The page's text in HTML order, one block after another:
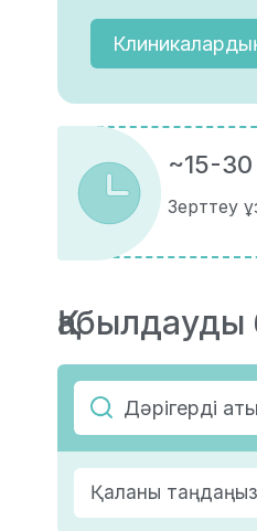
~15-
Зерттеу
Қабылдауды
Қаланы таңдаңыз